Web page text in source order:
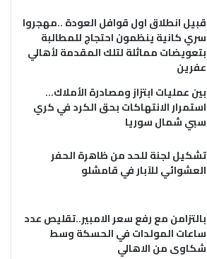
قبيل انطلاق اول قوافل العودة ..مهجروا
سري كانية ينظمون احتجاج للمطالبة
بتعويضات مماثلة لتلك المقدمة لأهالي
عفرين
بين عمليات ابتزاز ومصادرة الأملاك…
استمرار الانتهاكات بحق الكرد في كري
سبي شمال سوريا
تشكيل لجنة للحد من ظاهرة الحفر
العشوائي للآبار في قامشلو
بالتزامن مع رفع سعر الامبير..تقليص عدد
ساعات المولدات في الحسكة وسط
شكاوى من الاهالي